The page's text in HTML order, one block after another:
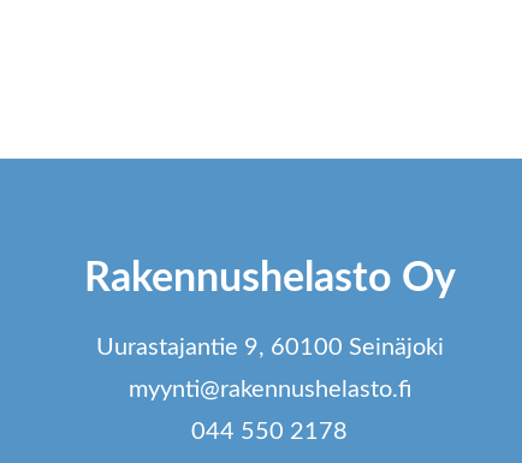
Rakennushelasto Oy
Uurastajantie 9, 60100 Seinäjoki
myynti@rakennushelasto.fi
044 550 2178